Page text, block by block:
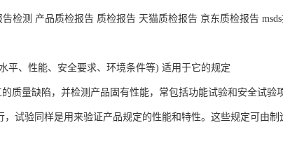
检测 产品质检报告 质检报告 天猫质检报告 京东质检报告
平、性能、安全要求、环境条件等) 适用于它的规定
质量缺陷，并检测产品固有性能，常包括功能试验和安全试验
试验同样是用来验证产品规定的性能和特性。这些规定可由